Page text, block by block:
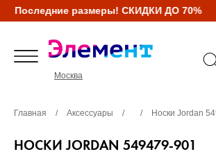
Последние размеры! СКИДКИ ДО 70%
Москва
Главная / Аксессуары / / Носки Jordan
НОСКИ JORDAN 549479-901